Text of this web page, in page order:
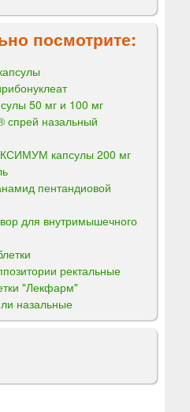
посмотрите:
50 мг и 100 мг
назальный
капсулы 200 мг
пентандиовой
для внутримышечного
ректальные
"Лекфарм"
назальные